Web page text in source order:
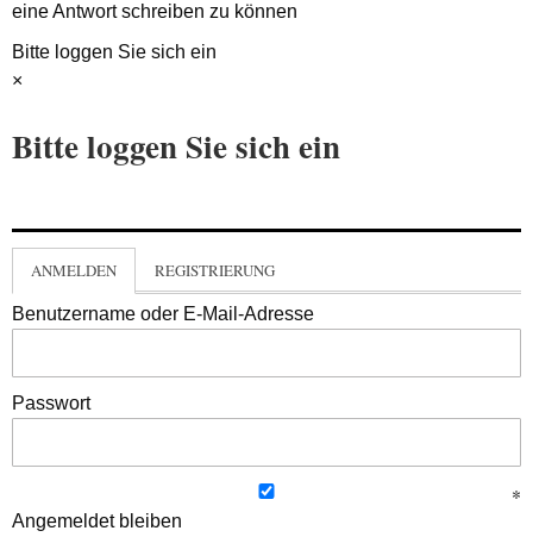
eine Antwort schreiben zu können
Bitte loggen Sie sich ein
×
Bitte loggen Sie sich ein
ANMELDEN REGISTRIERUNG
Benutzername oder E-Mail-Adresse
Passwort
Angemeldet bleiben